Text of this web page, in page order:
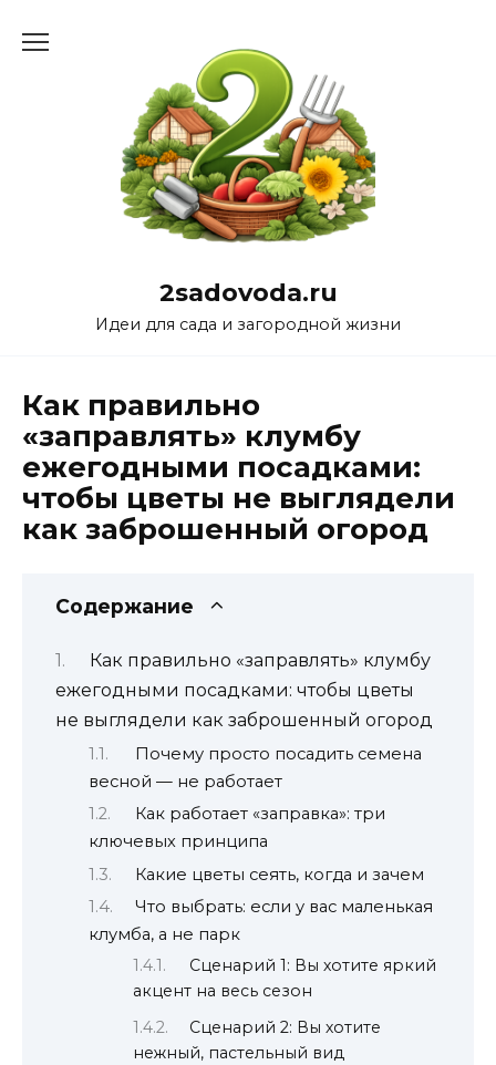
2sadovoda.ru
Идеи для сада и загородной жизни
Как правильно
«заправлять» клумбу
ежегодными посадками:
чтобы цветы не выглядели
как заброшенный огород
Содержание
Как правильно «заправлять» клумбу
ежегодными посадками: чтобы цветы
не выглядели как заброшенный огород
Почему просто посадить семена
весной — не работает
Как работает «заправка»: три
ключевых принципа
Какие цветы сеять, когда и зачем
Что выбрать: если у вас маленькая
клумба, а не парк
Сценарий 1: Вы хотите яркий
акцент на весь сезон
Сценарий 2: Вы хотите
нежный, пастельный вид